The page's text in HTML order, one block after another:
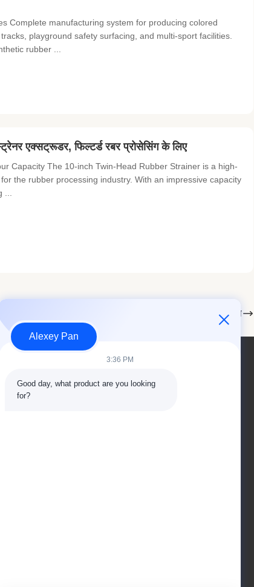
Complete manufacturing system for producing colored
playground safety surfacing, and multi-sport facilities.
rubber ...
एक्सट्रूडर, फिल्टर्ड रबर प्रोसेसिंग के लिए
Capacity The 10-inch Twin-Head Rubber Strainer is a high-
the rubber processing industry. With an impressive capacity
अगला
करें
डाक कोडः 266400
Alexey Pan
3:36 PM
Good day, what product are you looking
for?